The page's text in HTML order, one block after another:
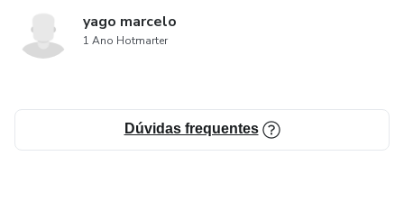
yago marcelo
1 Ano Hotmarter
Dúvidas frequentes